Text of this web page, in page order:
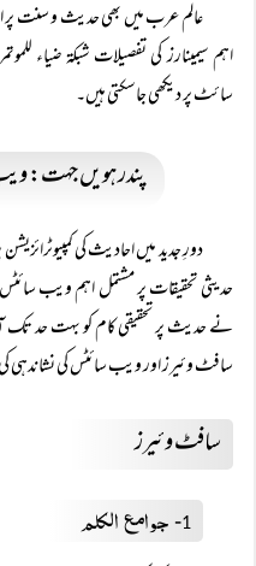
عالم عرب میں بھی حدیث و سنت پر
اہم سیمینارز کی تفصیلات شبکۃ ضیاء
سائٹ پر دیکھی جاسکتی ہیں۔
پندرہویں جہت:
دورِ جدید میں احادیث کی
حدیثی تحقیقات پر مشتمل اہم ویب
نے حدیث پر تحقیقی کام کو بہت حد
سافٹ وئیرز اور ویب سائٹس کی نشاندہی
سافٹ وئیرز
1۔جوامع الکلم